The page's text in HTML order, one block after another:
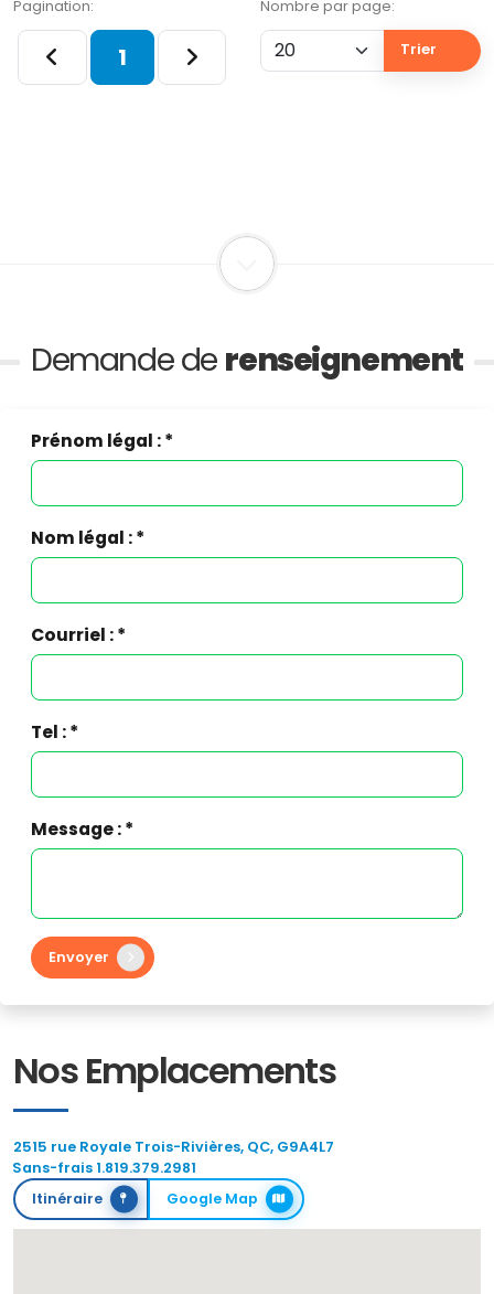
Pagination:
1
Nombre par page:
Trier
Demande de renseignement
Prénom légal : *
Nom légal : *
Courriel : *
Tel : *
Message : *
Envoyer
Nos Emplacements
2515 rue Royale Trois-Rivières, QC, G9A4L7
Sans-frais 1.819.379.2981
Itinéraire
Google Map